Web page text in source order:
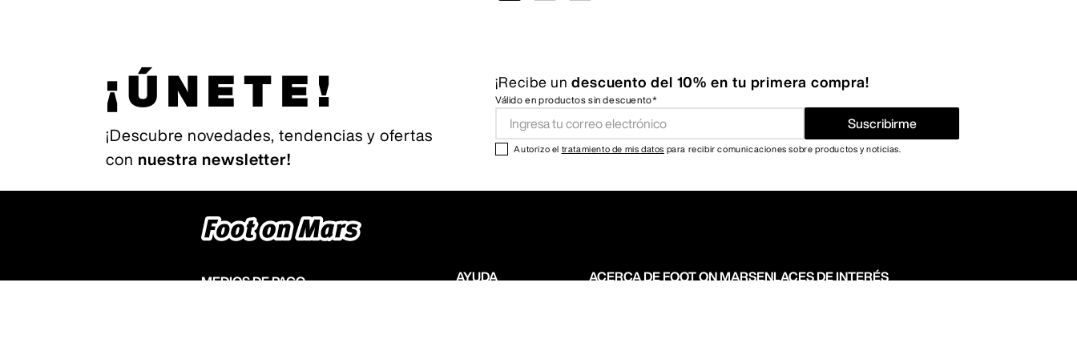
¡ÚNETE!
¡Descubre novedades, tendencias y ofertas
con nuestra newsletter!
¡Recibe un descuento del 10% en tu primera compra!
Válido en productos sin descuento*
Suscribirme
Autorizo el tratamiento de mis datos para recibir comunicaciones sobre productos y noticias.
MEDIOS DE PAGO AYUDA ACERCA DE FOOT ON MARSENLACES DE INTERÉS